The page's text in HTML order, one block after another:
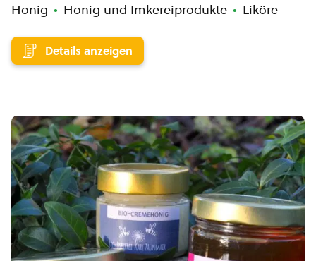
Honig Honig und Imkereiprodukte Liköre
Details anzeigen